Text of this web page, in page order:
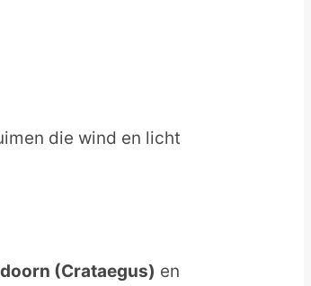
die wind en licht
(Crataegus) en